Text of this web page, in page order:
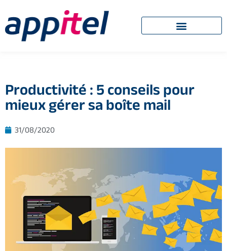
Productivité : 5 conseils pour
mieux gérer sa boîte mail
31/08/2020